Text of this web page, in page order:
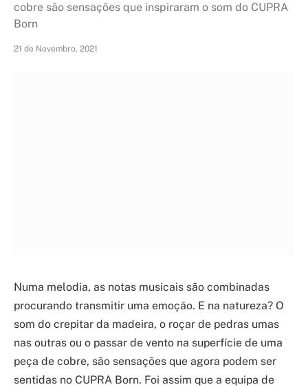
cobre são sensações que inspiraram o som do CUPRA
Born
21 de Novembro, 2021
Numa melodia, as notas musicais são combinadas
procurando transmitir uma emoção. E na natureza? O
som do crepitar da madeira, o roçar de pedras umas
nas outras ou o passar de vento na superfície de uma
peça de cobre, são sensações que agora podem ser
sentidas no CUPRA Born. Foi assim que a equipa de